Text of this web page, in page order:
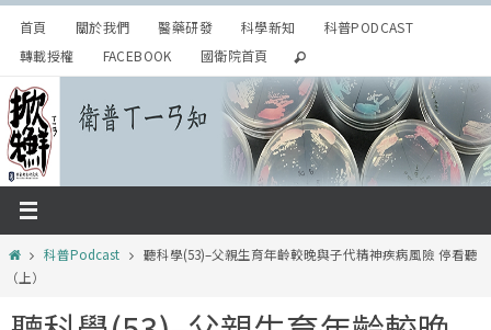
Skip
content
首頁 關於我們 醫藥研發 科學新知
科普PODCAST
轉載授權
FACEBOOK 國衛院首頁
Home科普Podcast
聽科學(53)–父親生育年齡較晚與子代精神疾病風險 停看聽
（上）